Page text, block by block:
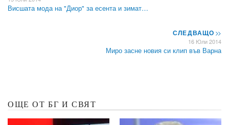
Висшата мода на "Диор" за есента и зимат…
СЛЕДВАЩО>>
16 Юли 2014
Миро засне новия си клип във Варна
ОЩЕ ОТ БГ И СВЯТ